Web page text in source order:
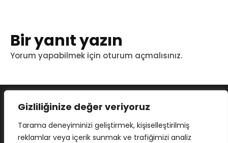
Gizliliğinize değer veriyoruz
Tarama deneyiminizi geliştirmek, kişiselleştirilmiş
reklamlar veya içerik sunmak ve trafiğimizi analiz
Bir yanıt yazın
Yorum yapabilmek için oturum açmalısınız.